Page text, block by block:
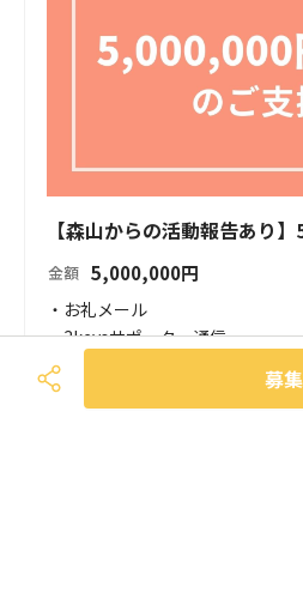
【森山からの活動報告あり
金額 5,000,000円
・お礼メール
・3keysサポーター通信
・活動レポート（25年1月号、25
・ご寄付の領収書
募